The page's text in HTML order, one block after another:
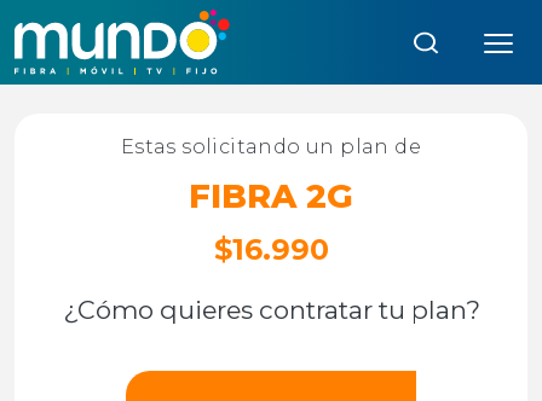
Estas solicitando un plan de
FIBRA 2G
$16.990
¿Cómo quieres contratar tu plan?